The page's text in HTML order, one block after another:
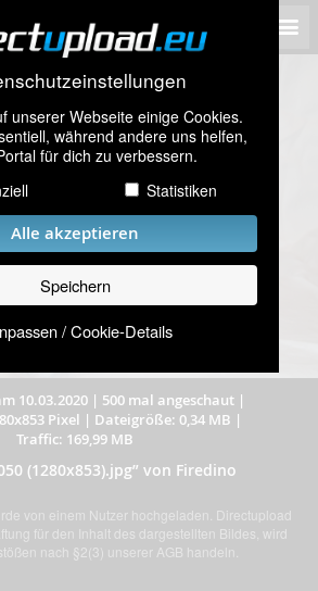
unserer Webseite einige Cookies.
während andere uns helfen,
für dich zu verbessern.
Statistiken
Alle akzeptieren
Speichern
/ Cookie-Details
10.03.2020 | 500 mal angeschaut |
Pixel | Dateigröße: 0,34 MB |
Traffic: 169,99 MB
(1280x853).jpg” von Firedino
von einem Nutzer hochgeladen. Directupload
für den Inhalt des dargestellten Bildes, wird
nach §2(3) unserer AGB handeln.